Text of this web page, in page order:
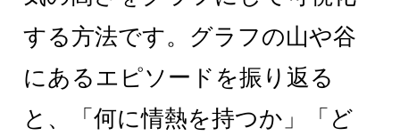
する方法です。グラフの山や谷
にあるエピソードを振り返る
と、「何に情熱を持つか」「ど